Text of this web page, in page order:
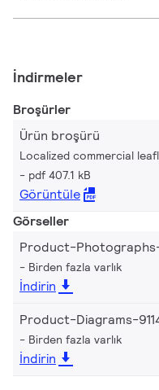
İndirmeler
Broşürler
Ürün broşürü
Localized commercial
pdf 407.1 kB
Görüntüle
Görseller
Product-Photographs-
Birden fazla varlık
İndirin
Product-Diagrams-
Birden fazla varlık
İndirin